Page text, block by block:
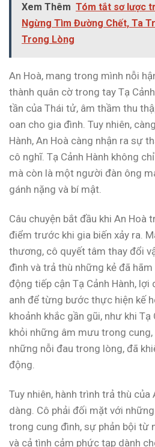
Xem Thêm Tóm tắt sơ lược
Ngừng Tìm Đường Chết, Ta
Trong Lòng
An Hoà, mang trong mình nỗi
thành quân cờ trong tay Tạ
tần của Thái tử, âm thầm thu
oan cho gia đình. Tuy nhiên,
Hành, An Hoà càng nhận ra sự
cô nghĩ. Tạ Cảnh Hành không
mà còn là một người đàn ông
gánh nặng và bí mật.
Câu chuyện bắt đầu khi An Hoà
điểm trước khi gia biến xảy ra.
thương, cô quyết tâm thay đổi
đình và trả thù những kẻ đã
động tiếp cận Tạ Cảnh Hành,
anh để từng bước thực hiện kế
khoảnh khắc gần gũi, như khi Tạ
khỏi những âm mưu trong cung,
những nỗi đau trong lòng, đã
động.
Tuy nhiên, hành trình trả thù của
dàng. Cô phải đối mặt với
trong cung đình, sự phản bội từ
và cả tình cảm phức tạp dành